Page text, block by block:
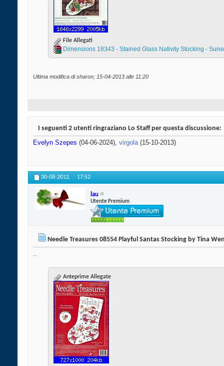
File Allegati
Dimensions 18343 - Stained Glass Nativity Stocking -
Ultima modifica di sharon; 15-04-2013 alle 11:20
I seguenti 2 utenti ringraziano Lo Staff per questa discussione:
Evelyn Szepes (04-06-2024), virgola(15-10-2013)
30-08-2012, 17:52
lau
Utente Premium
Needle Treasures 08554 Playful Santas Stocking by Tina
..
Anteprime Allegate